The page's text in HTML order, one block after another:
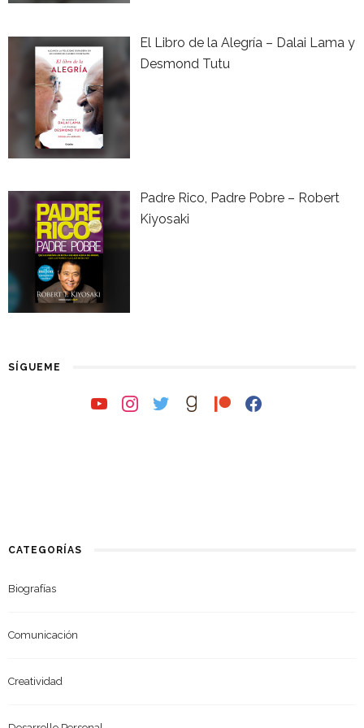
El Libro de la Alegría – Dalai Lama y
Desmond Tutu
Padre Rico, Padre Pobre – Robert
Kiyosaki
SÍGUEME
youtubeinstagramtwittergoodreads
patreonfacebook
CATEGORÍAS
Biografías
Comunicación
Creatividad